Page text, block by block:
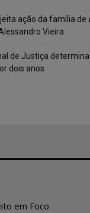
ação da família de
Vieira
de Justiça
dois anos
em Foco